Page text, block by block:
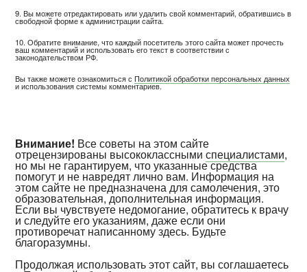
9. Вы можете отредактировать или удалить свой комментарий, обратившись в
свободной форме к администрации сайта.
10. Обратите внимание, что каждый посетитель этого сайта может прочесть
ваш комментарий и использовать его текст в соответствии с
законодательством РФ.
Вы также можете ознакомиться сПолитикой обработки персональных данных
и использования системы комментариев.
Внимание! Все советы на этом сайте
отрецензированы высококласснымиспециалистами,
но мы не гарантируем, что указанные средства
помогут и не навредят лично вам. Информация на
этом сайте не предназначена для самолечения, это
образовательная, дополнительная информация.
Если вы чувствуете недомогание, обратитесь к врачу
и следуйте его указаниям, даже если они
противоречат написанному здесь. Будьте
благоразумны.
Продолжая использовать этот сайт, вы соглашаетесь